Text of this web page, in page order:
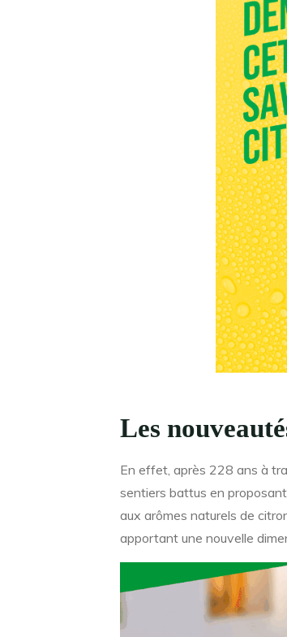
Les
En effet, après 228 ans à
sentiers battus en
aux arômes naturels de
apportant une nouvelle